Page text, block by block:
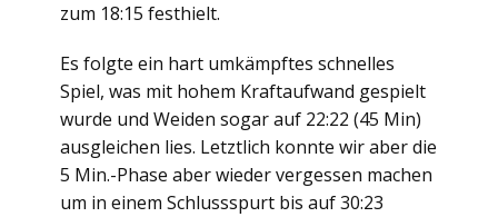
zum 18:15 festhielt.
Es folgte ein hart umkämpftes schnelles
Spiel, was mit hohem Kraftaufwand gespielt
wurde und Weiden sogar auf 22:22 (45 Min)
ausgleichen lies. Letztlich konnte wir aber die
5 Min.-Phase aber wieder vergessen machen
um in einem Schlussspurt bis auf 30:23